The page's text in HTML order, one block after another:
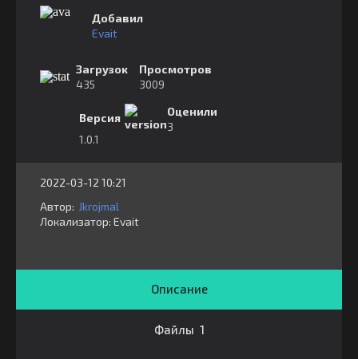
Добавил
Evait
Загрузок
435
Просмотров
3009
Версия
1.0.1
Оценили
3
2022-03-12 10:21
Автор: Jkrojmal
Локализатор: ⁣⁣⁣Evait
Описание
Файлы 1